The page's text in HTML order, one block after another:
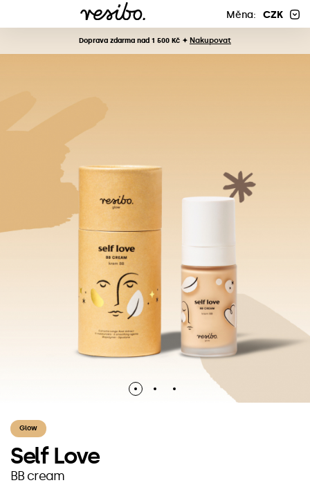
Měna: CZK
Doprava zdarma nad 1 500 Kč ✦ Nakupovat
Glow
Self Love
BB cream